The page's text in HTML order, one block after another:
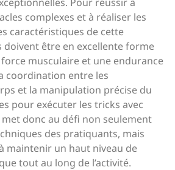
complexes et à réaliser les
caractéristiques de cette
doivent être en excellente forme
musculaire et une endurance
coordination entre les
et la manipulation précise du
pour exécuter les tricks avec
met donc au défi non seulement
des pratiquants, mais
maintenir un haut niveau de
tout au long de l’activité.